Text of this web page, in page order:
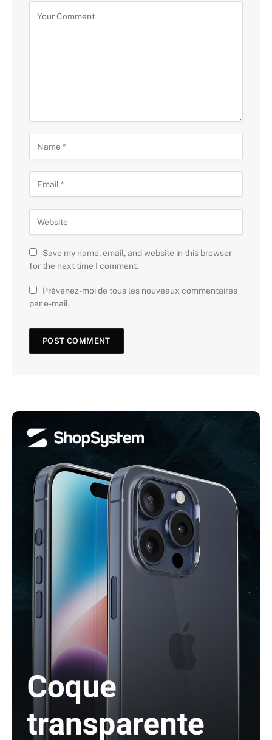
Save my name, email, and website in this browser
for the next time I comment.
Prévenez-moi de tous les nouveaux commentaires
par e-mail.